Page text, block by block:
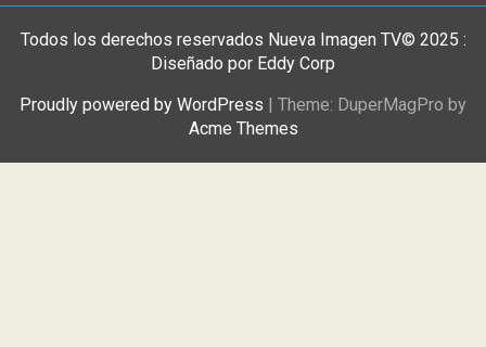
Todos los derechos reservados Nueva Imagen TV© 2025 :
Diseñado por Eddy Corp
Proudly powered by WordPress | Theme: DuperMagPro by
Acme Themes